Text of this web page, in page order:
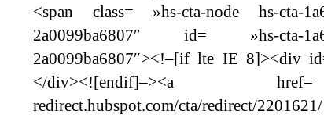
<span class= »hs-cta-node hs-cta-
2a0099ba6807″ id= »hs-cta-
2a0099ba6807″><!–[if lte IE 8]><div
</div><![endif]–><a
redirect.hubspot.com/cta/redirect/